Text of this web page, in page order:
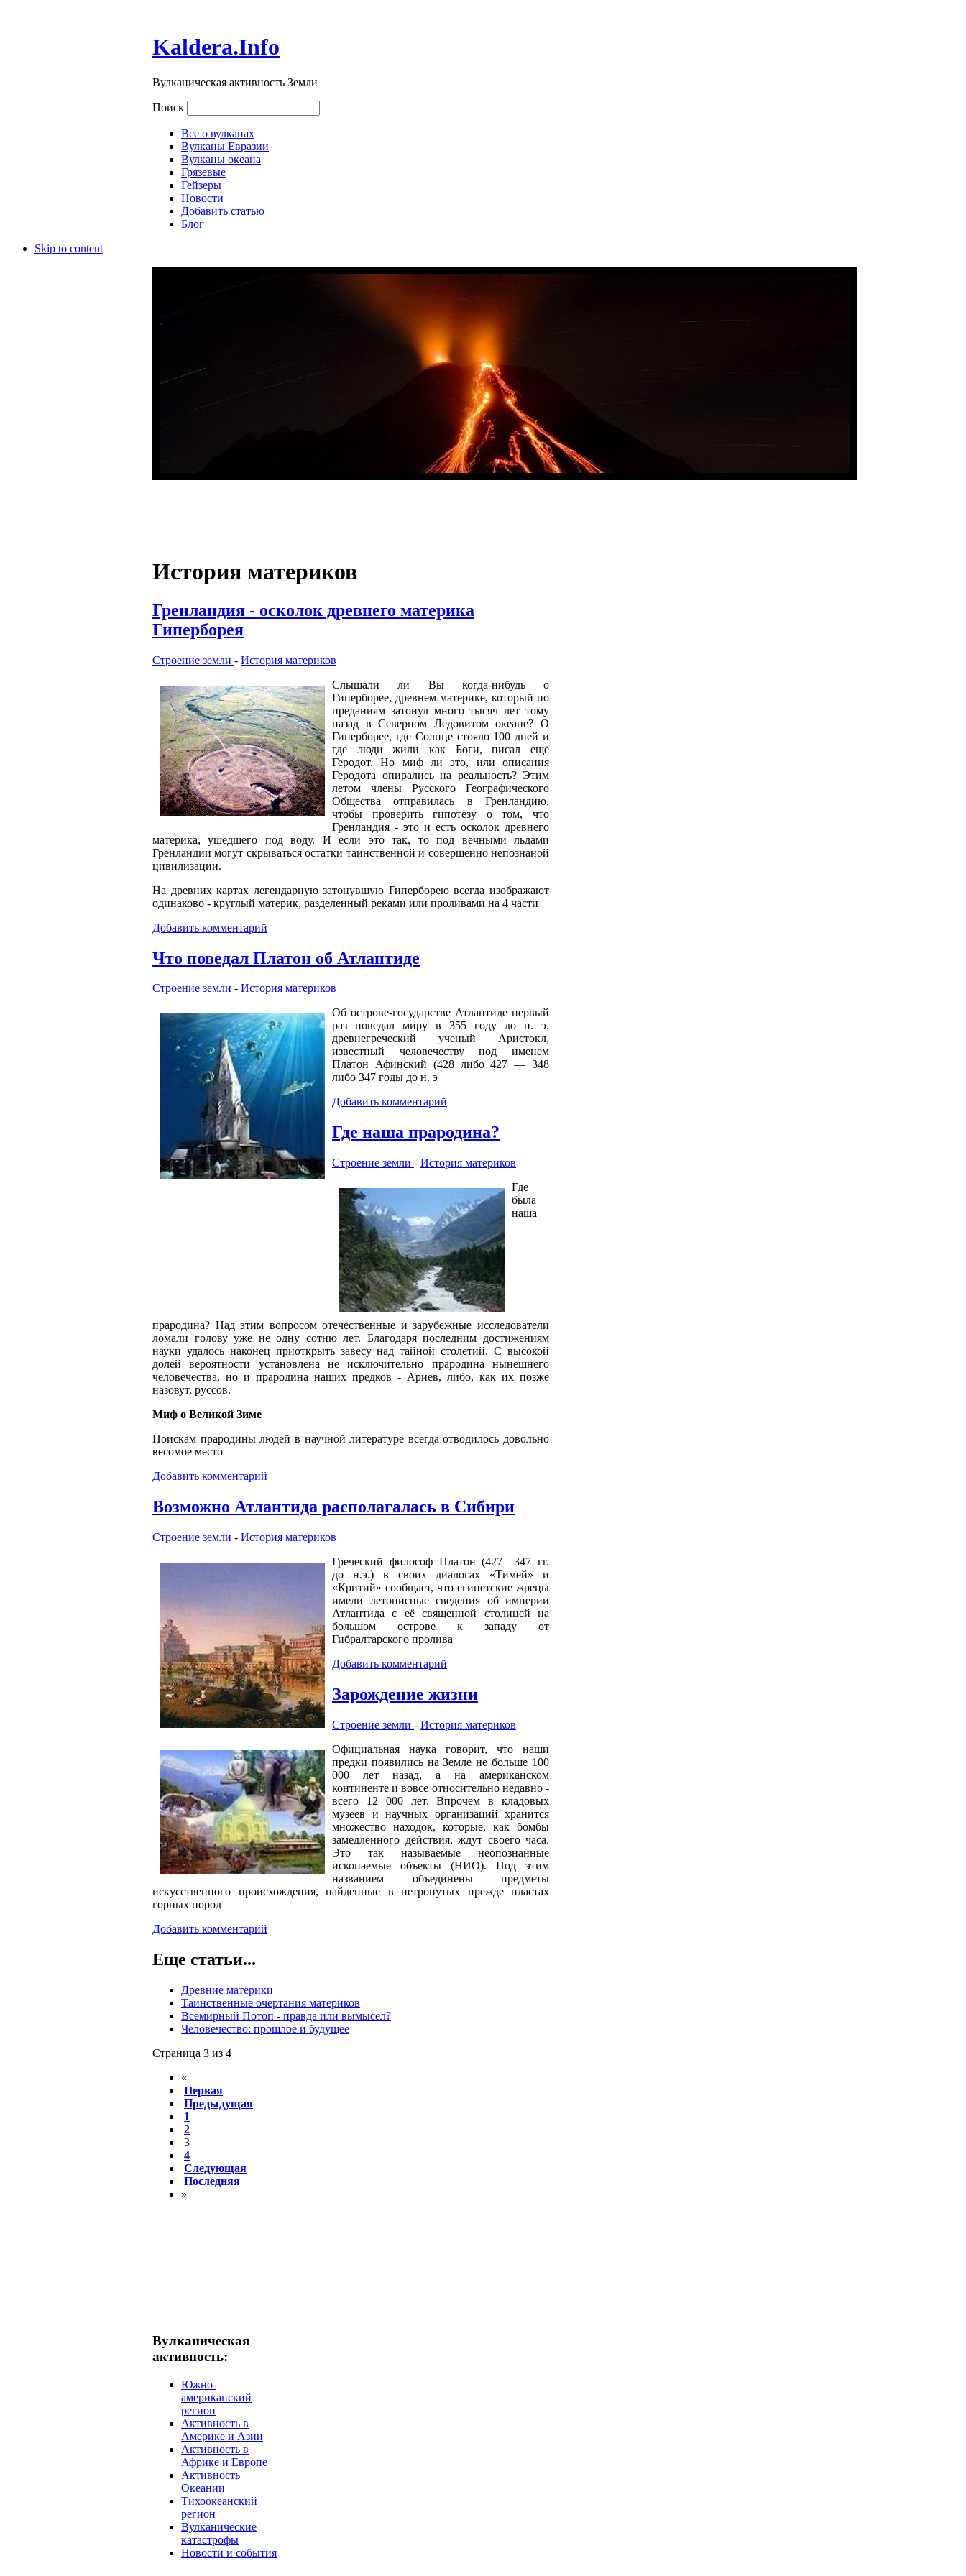
Kaldera.Info
Вулканическая активность Земли
Поиск
Все о вулканах
Вулканы Евразии
Вулканы океана
Грязевые
Гейзеры
Новости
Добавить статью
Блог
Skip to content
История материков
Гренландия - осколок древнего материка
Гиперборея
Строение земли - История материков
Слышали ли Вы когда-нибудь о
Гиперборее, древнем материке, который по
преданиям затонул много тысяч лет тому
назад в Северном Ледовитом океане? О
Гиперборее, где Солнце стояло 100 дней и
где люди жили как Боги, писал ещё
Геродот. Но миф ли это, или описания
Геродота опирались на реальность? Этим
летом члены Русского Географического
Общества отправилась в Гренландию,
чтобы проверить гипотезу о том, что
Гренландия - это и есть осколок древнего
материка, ушедшего под воду. И если это так, то под вечными льдами
Гренландии могут скрываться остатки таинственной и совершенно непознаной
цивилизации.
На древних картах легендарную затонувшую Гиперборею всегда изображают
одинаково - круглый материк, разделенный реками или проливами на 4 части
Добавить комментарий
Что поведал Платон об Атлантиде
Строение земли - История материков
Об острове-государстве Атлантиде первый
раз поведал миру в 355 году до н. э.
древнегреческий ученый Аристокл,
известный человечеству под именем
Платон Афинский (428 либо 427 — 348
либо 347 годы до н. э
Добавить комментарий
Где наша прародина?
Строение земли - История материков
Где
была
наша
прародина? Над этим вопросом отечественные и зарубежные исследователи
ломали голову уже не одну сотню лет. Благодаря последним достижениям
науки удалось наконец приоткрыть завесу над тайной столетий. С высокой
долей вероятности установлена не исключительно прародина нынешнего
человечества, но и прародина наших предков - Ариев, либо, как их позже
назовут, руссов.
Миф о Великой Зиме
Поискам прародины людей в научной литературе всегда отводилось довольно
весомое место
Добавить комментарий
Возможно Атлантида располагалась в Сибири
Строение земли - История материков
Греческий философ Платон (427—347 гг.
до н.э.) в своих диалогах «Тимей» и
«Критий» сообщает, что египетские жрецы
имели летописные сведения об империи
Атлантида с её священной столицей на
большом острове к западу от
Гибралтарского пролива
Добавить комментарий
Зарождение жизни
Строение земли - История материков
Официальная наука говорит, что наши
предки появились на Земле не больше 100
000 лет назад, а на американском
континенте и вовсе относительно недавно -
всего 12 000 лет. Впрочем в кладовых
музеев и научных организаций хранится
множество находок, которые, как бомбы
замедленного действия, ждут своего часа.
Это так называемые неопознанные
ископаемые объекты (НИО). Под этим
названием объединены предметы
искусственного происхождения, найденные в нетронутых прежде пластах
горных пород
Добавить комментарий
Еще статьи...
Древние материки
Таинственные очертания материков
Всемирный Потоп - правда или вымысел?
Человечество: прошлое и будущее
Страница 3 из 4
«
Первая
Предыдущая
1
2
3
4
Следующая
Последняя
»
Вулканическая
активность:
Южно-
американский
регион
Активность в
Америке и Азии
Активность в
Африке и Европе
Активность
Океании
Тихоокеанский
регион
Вулканические
катастрофы
Новости и события